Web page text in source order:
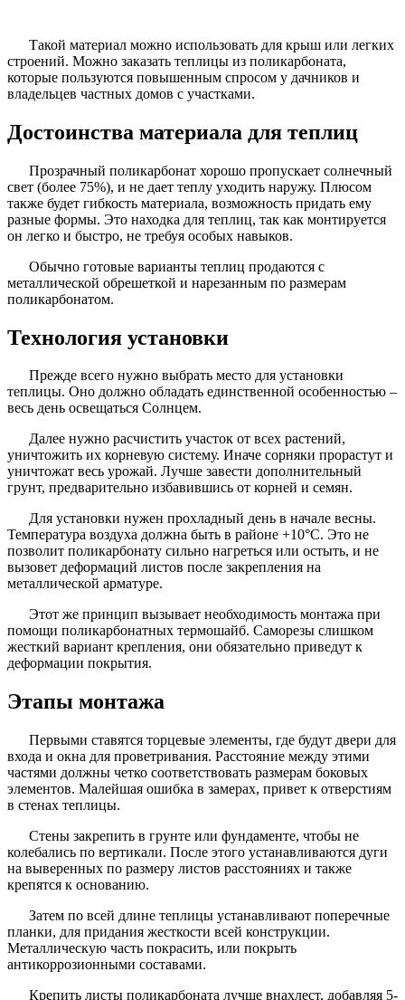
Такой материал можно использовать для крыш или легких
строений. Можно заказать теплицы из поликарбоната,
которые пользуются повышенным спросом у дачников и
владельцев частных домов с участками.
Достоинства материала для теплиц
Прозрачный поликарбонат хорошо пропускает солнечный
свет (более 75%), и не дает теплу уходить наружу. Плюсом
также будет гибкость материала, возможность придать ему
разные формы. Это находка для теплиц, так как монтируется
он легко и быстро, не требуя особых навыков.
Обычно готовые варианты теплиц продаются с
металлической обрешеткой и нарезанным по размерам
поликарбонатом.
Технология установки
Прежде всего нужно выбрать место для установки
теплицы. Оно должно обладать единственной особенностью –
весь день освещаться Солнцем.
Далее нужно расчистить участок от всех растений,
уничтожить их корневую систему. Иначе сорняки прорастут и
уничтожат весь урожай. Лучше завести дополнительный
грунт, предварительно избавившись от корней и семян.
Для установки нужен прохладный день в начале весны.
Температура воздуха должна быть в районе +10°С. Это не
позволит поликарбонату сильно нагреться или остыть, и не
вызовет деформаций листов после закрепления на
металлической арматуре.
Этот же принцип вызывает необходимость монтажа при
помощи поликарбонатных термошайб. Саморезы слишком
жесткий вариант крепления, они обязательно приведут к
деформации покрытия.
Этапы монтажа
Первыми ставятся торцевые элементы, где будут двери для
входа и окна для проветривания. Расстояние между этими
частями должны четко соответствовать размерам боковых
элементов. Малейшая ошибка в замерах, привет к отверстиям
в стенах теплицы.
Стены закрепить в грунте или фундаменте, чтобы не
колебались по вертикали. После этого устанавливаются дуги
на выверенных по размеру листов расстояниях и также
крепятся к основанию.
Затем по всей длине теплицы устанавливают поперечные
планки, для придания жесткости всей конструкции.
Металлическую часть покрасить, или покрыть
антикоррозионными составами.
Крепить листы поликарбоната лучше внахлест, добавляя 5-